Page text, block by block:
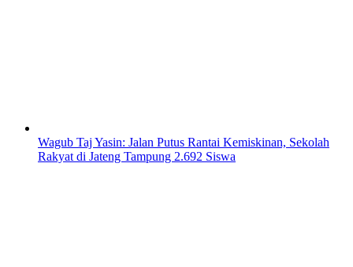
Wagub Taj Yasin: Jalan Putus Rantai Kemiskinan, Sekolah
Rakyat di Jateng Tampung 2.692 Siswa